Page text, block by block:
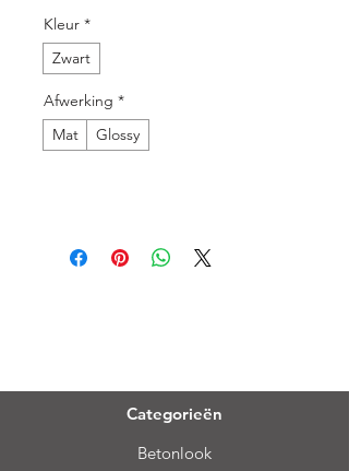
Kleur *
Zwart
Afwerking *
Mat
Glossy
Categorieën
Betonlook